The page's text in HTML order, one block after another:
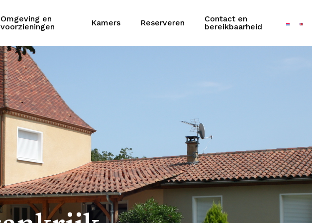
Omgeving en
voorzieningen
Kamers Reserveren
Contact en
bereikbaarheid
Cart